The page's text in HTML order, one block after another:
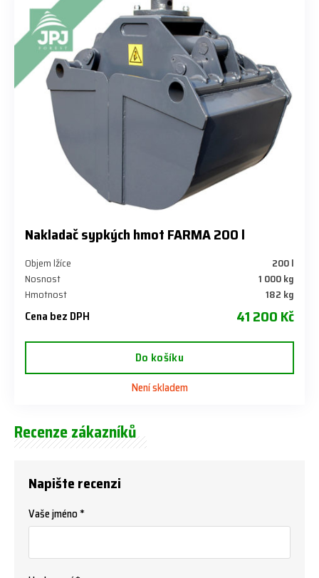
Nakladač sypkých hmot FARMA 200 l
Objem lžíce
200 l
Nosnost
1 000 kg
Hmotnost
182 kg
Cena bez DPH 41 200 Kč
Do košíku
Není skladem
Recenze zákazníků
Napište recenzi
Vaše jméno *